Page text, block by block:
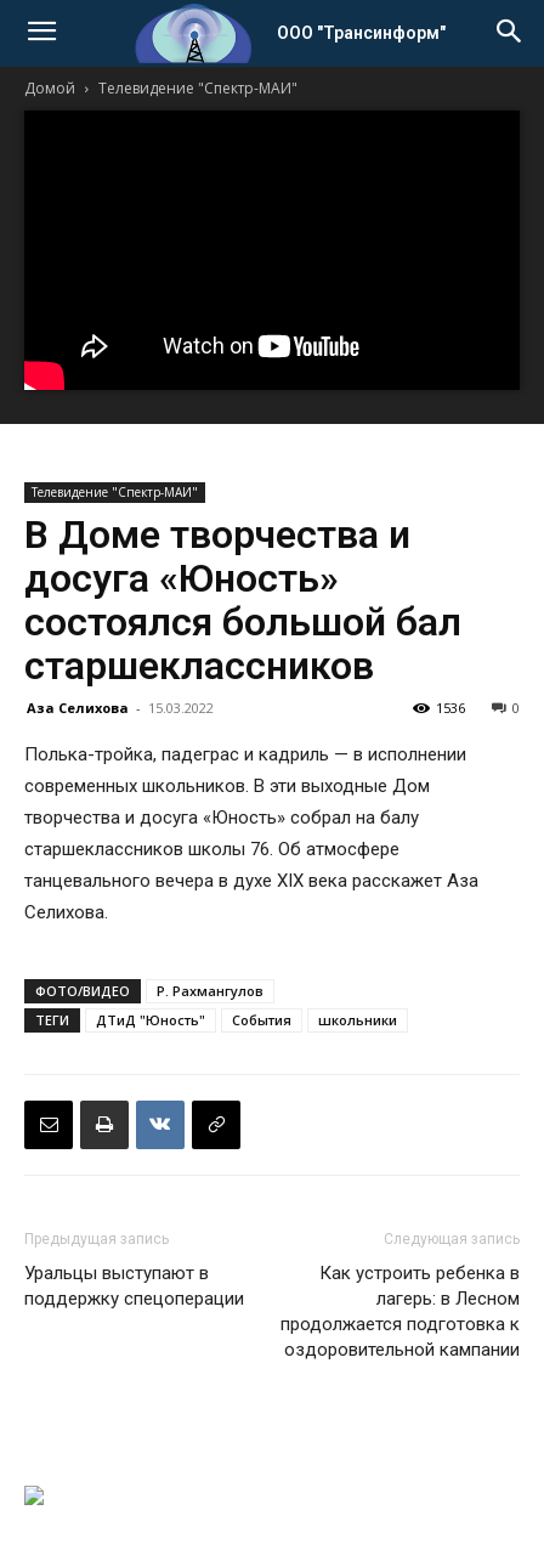
ООО "Трансинформ"
Домой Телевидение "Спектр-МАИ"
Телевидение "Спектр-МАИ"
В Доме творчества и
досуга «Юность»
состоялся большой бал
старшеклассников
Аза Селихова - 15.03.2022 0
1536
Полька-тройка, падеграс и кадриль — в исполнении
современных школьников. В эти выходные Дом
творчества и досуга «Юность» собрал на балу
старшеклассников школы 76. Об атмосфере
танцевального вечера в духе XIX века расскажет Аза
Селихова.
ФОТО/ВИДЕО
Р. Рахмангулов
ТЕГИ
ДТиД "Юность" События школьники
Предыдущая запись
Уральцы выступают в
поддержку спецоперации
Следующая запись
Как устроить ребенка в
лагерь: в Лесном
продолжается подготовка к
оздоровительной кампании